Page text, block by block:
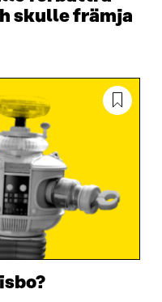
skulle främja